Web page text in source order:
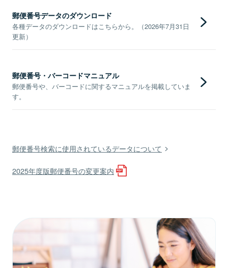
郵便番号データのダウンロード
各種データのダウンロードはこちらから。（2026年7月31日
更新）
郵便番号・バーコードマニュアル
郵便番号や、バーコードに関するマニュアルを掲載していま
す。
郵便番号検索に使用されているデータについて
2025年度版郵便番号の変更案内